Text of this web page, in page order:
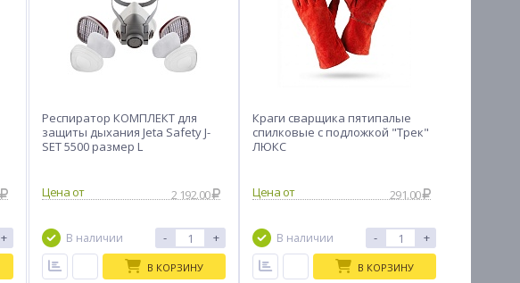
+
Респиратор КОМПЛЕКТ для
защиты дыхания Jeta Safety J-
SET 5500 размер L
2 192.00
В наличии - +
В КОРЗИНУ
Краги сварщика пятипалые
спилковые с подложкой "Трек"
ЛЮКС
291.00
В наличии - +
В КОРЗИНУ